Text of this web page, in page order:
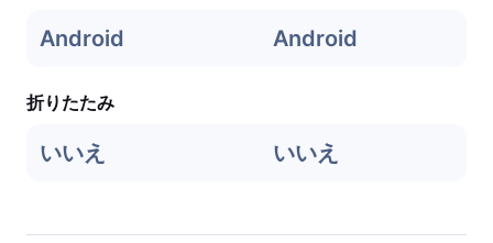
Android Android
折りたたみ
いいえ いいえ